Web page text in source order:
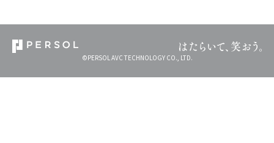
©PERSOL AVC TECHNOLOGY CO., LTD.